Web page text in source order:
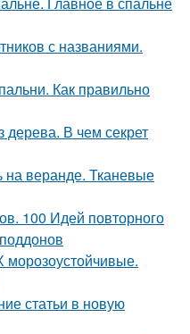
с названиями.
Как правильно
дерева. В чем секрет
на веранде. Тканевые
100 Идей повторного
статьи в новую